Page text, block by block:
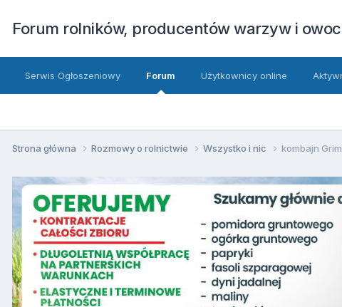
Forum rolników, producentów warzyw i
Serwis Ogłoszeniowy Forum Użytkownicy online
Strona główna Rozmowy o rolnictwie Wszystko i nic kombajn